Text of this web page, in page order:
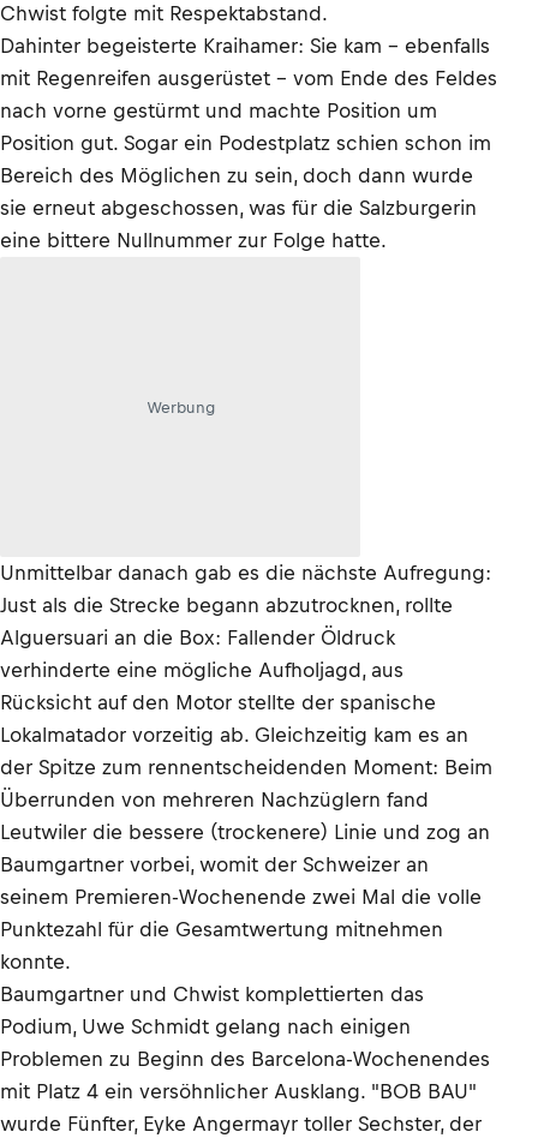
Chwist folgte mit Respektabstand.
Dahinter begeisterte Kraihamer: Sie kam – ebenfalls
mit Regenreifen ausgerüstet – vom Ende des Feldes
nach vorne gestürmt und machte Position um
Position gut. Sogar ein Podestplatz schien schon im
Bereich des Möglichen zu sein, doch dann wurde
sie erneut abgeschossen, was für die Salzburgerin
eine bittere Nullnummer zur Folge hatte.
Werbung
Unmittelbar danach gab es die nächste Aufregung:
Just als die Strecke begann abzutrocknen, rollte
Alguersuari an die Box: Fallender Öldruck
verhinderte eine mögliche Aufholjagd, aus
Rücksicht auf den Motor stellte der spanische
Lokalmatador vorzeitig ab. Gleichzeitig kam es an
der Spitze zum rennentscheidenden Moment: Beim
Überrunden von mehreren Nachzüglern fand
Leutwiler die bessere (trockenere) Linie und zog an
Baumgartner vorbei, womit der Schweizer an
seinem Premieren-Wochenende zwei Mal die volle
Punktezahl für die Gesamtwertung mitnehmen
konnte.
Baumgartner und Chwist komplettierten das
Podium, Uwe Schmidt gelang nach einigen
Problemen zu Beginn des Barcelona-Wochenendes
mit Platz 4 ein versöhnlicher Ausklang. "BOB BAU"
wurde Fünfter, Eyke Angermayr toller Sechster, der